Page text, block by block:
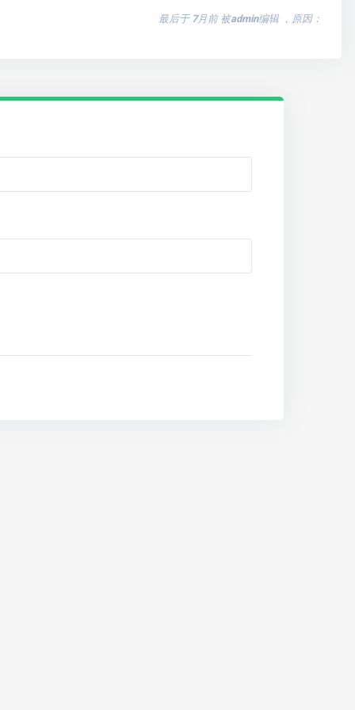
最后于 7月前 被admin编辑 ，原因：